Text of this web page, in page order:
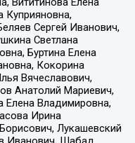
Куприяновна,
Сергей Иванович,
Светлана
Буртина Елена
Кокорина
Вячеславович,
Анатолий Мариевич,
Владимировна,
Ирина
Лукашевский